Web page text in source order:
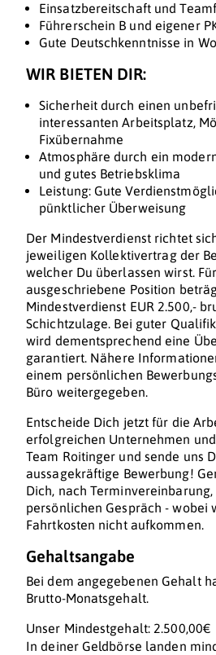
Einsatzbereitschaft und
Führerschein B und eigener
Gute Deutschkenntnisse in
WIR BIETEN DIR:
Sicherheit durch einen
interessanten Arbeitsplatz,
Fixübernahme
Atmosphäre durch ein
und gutes Betriebsklima
Leistung: Gute
pünktlicher Überweisung
Der Mindestverdienst richtet
jeweiligen Kollektivertrag der
welcher Du überlassen wirst.
ausgeschriebene Position
Mindestverdienst EUR 2.500,-
Schichtzulage. Bei guter
wird dementsprechend eine
garantiert. Nähere
einem persönlichen
Büro weitergegeben.
Entscheide Dich jetzt für die
erfolgreichen Unternehmen
Team Roitinger und sende uns
aussagekräftige Bewerbung!
Dich, nach
persönlichen Gespräch - wobei
Fahrtkosten nicht aufkommen.
Gehaltsangabe
Bei dem angegebenen Gehalt
Brutto-Monatsgehalt.
Unser Mindestgehalt: 2.500,00€
In deiner Geldbörse landen